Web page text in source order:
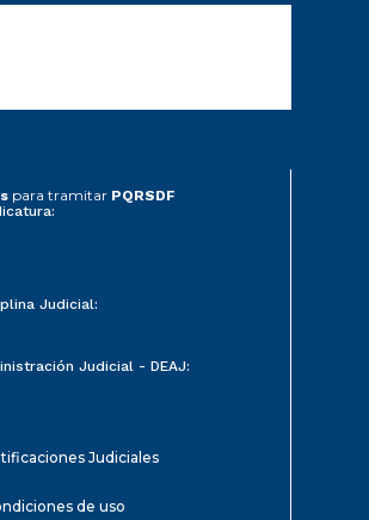
para tramitar PQRSDF
Judicial:
Judicial - DEAJ:
Judiciales
de uso